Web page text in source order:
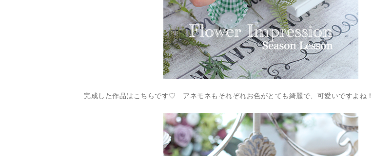
完成した作品はこちらです♡ アネモネもそれぞれお色がとても綺麗で、可愛いですよね！